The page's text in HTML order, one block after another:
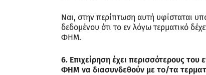
Ναι, στην περίπτωση αυτή υφίσταται
δεδομένου ότι το εν λόγω τερματικό
ΦΗΜ.
6. Επιχείρηση έχει περισσότερους
ΦΗΜ να διασυνδεθούν με το/τα